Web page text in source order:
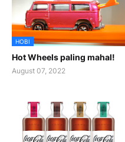
HOBI
Hot Wheels paling mahal!
August 07, 2022